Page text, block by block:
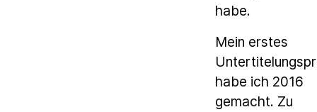
habe.
Mein erstes
habe ich 2016
gemacht. Zu